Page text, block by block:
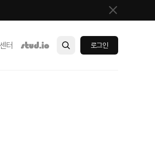
터 로그인